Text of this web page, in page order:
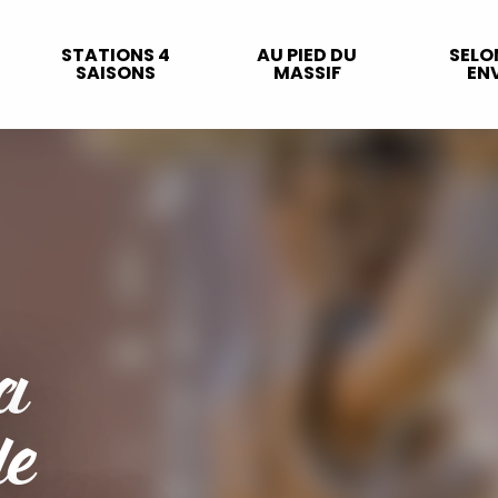
STATIONS 4
SAISONS
AU PIED DU
MASSIF